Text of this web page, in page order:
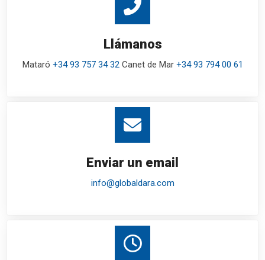
Llámanos
Mataró +34 93 757 34 32 Canet de Mar +34 93 794 00 61
Enviar un email
info@globaldara.com